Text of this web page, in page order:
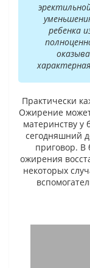
ребенка
Практически
Ожирение
материнству у
сегодняшний
приговор. В
ожирения
некоторых